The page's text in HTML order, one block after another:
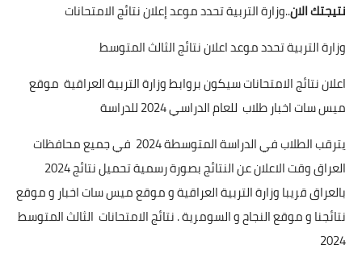
نتيجتك الان..وزارة التربية تحدد موعد إعلان نتائج الامتحانات
وزارة التربية تحدد موعد اعلان نتائج الثالث المتوسط
اعلان نتائج الامتحانات سيكون بروابط وزارة التربية العراقية موقع
ميس سات اخبار طلاب للعام الدراسي 2024 للدراسة
يترقب الطلاب في الدراسة المتوسطة 2024 في جميع محافظات
العراق وقت الاعلان عن النتائج بصورة رسمية تحميل نتائج 2024
بالعراق قريبا وزارة التربية العراقية و موقع ميس سات اخبار و موقع
نتائجنا و موقع النجاح و السومرية . نتائج الامتحانات الثالث المتوسط
2024